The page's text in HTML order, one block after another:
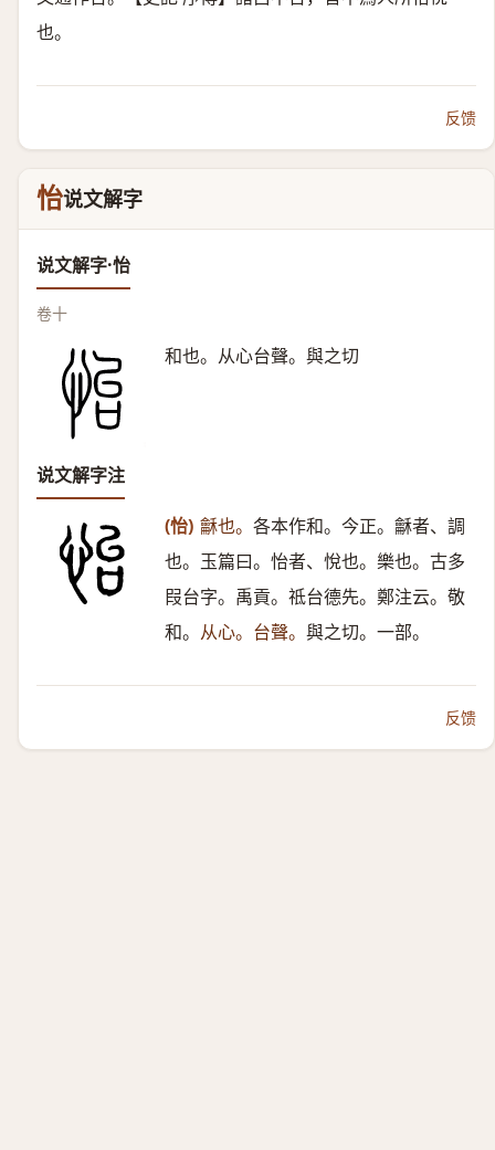
也。
反馈
怡说文解字
说文解字·怡
卷十
和也。从心台聲。與之切
说文解字注
(怡) 龢也。 各本作和。今正。龢者、調
也。玉篇曰。怡者、悅也。樂也。古多
叚台字。禹貢。祗台德先。鄭注云。敬
和。 从心。台聲。 與之切。一部。
反馈